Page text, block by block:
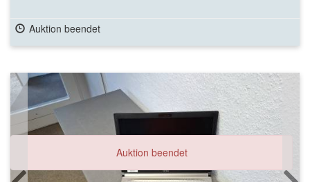
Auktion beendet
Auktion beendet